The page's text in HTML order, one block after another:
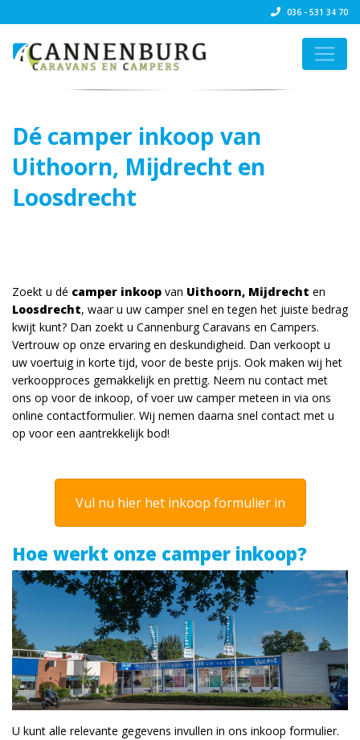
036 - 531 34 70
Dé camper inkoop van
Uithoorn, Mijdrecht en
Loosdrecht
Zoekt u dé camper inkoop van Uithoorn, Mijdrecht en
Loosdrecht, waar u uw camper snel en tegen het juiste bedrag
kwijt kunt? Dan zoekt u Cannenburg Caravans en Campers.
Vertrouw op onze ervaring en deskundigheid. Dan verkoopt u
uw voertuig in korte tijd, voor de beste prijs. Ook maken wij het
verkoopproces gemakkelijk en prettig. Neem nu contact met
ons op voor de inkoop, of voer uw camper meteen in via ons
online contactformulier. Wij nemen daarna snel contact met u
op voor een aantrekkelijk bod!
Vul nu hier het inkoop formulier in
Hoe werkt onze camper inkoop?
U kunt alle relevante gegevens invullen in ons inkoop formulier.